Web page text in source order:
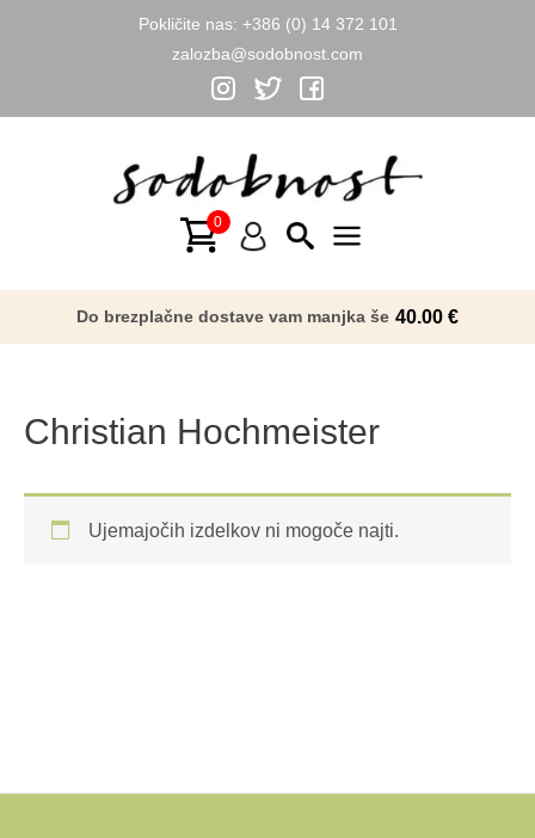
Pokličite nas: +386 (0) 14 372 101
zalozba@sodobnost.com
Menu
Do brezplačne dostave vam manjka še 40.00 €
Christian Hochmeister
Ujemajočih izdelkov ni mogoče najti.